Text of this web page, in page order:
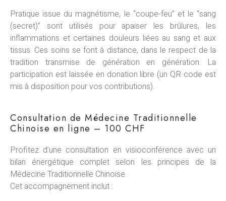
Pratique issue du magnétisme, le “coupe-feu” et le “sang
(secret)” sont utilisés pour apaiser les brûlures, les
inflammations et certaines douleurs liées au sang et aux
tissus. Ces soins se font à distance, dans le respect de la
tradition transmise de génération en génération. La
participation est laissée en donation libre (un QR code est
mis à disposition pour vos contributions).
Consultation de Médecine Traditionnelle
Chinoise en ligne – 100 CHF
Profitez d’une consultation en visioconférence avec un
bilan énergétique complet selon les principes de la
Médecine Traditionnelle Chinoise.
Cet accompagnement inclut :